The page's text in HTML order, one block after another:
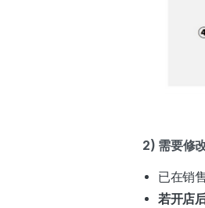
2) 需要修
已在销
若开店